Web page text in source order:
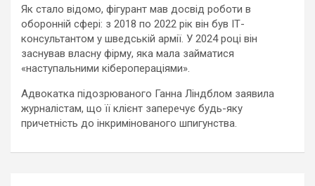
Як стало відомо, фігурант мав досвід роботи в
оборонній сфері: з 2018 по 2022 рік він був ІТ-
консультантом у шведській армії. У 2024 році він
заснував власну фірму, яка мала займатися
«наступальними кіберопераціями».
Адвокатка підозрюваного Ганна Ліндблом заявила
журналістам, що її клієнт заперечує будь-яку
причетність до інкримінованого шпигунства.